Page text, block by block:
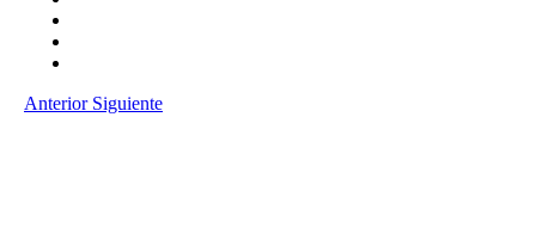
Anterior Siguiente